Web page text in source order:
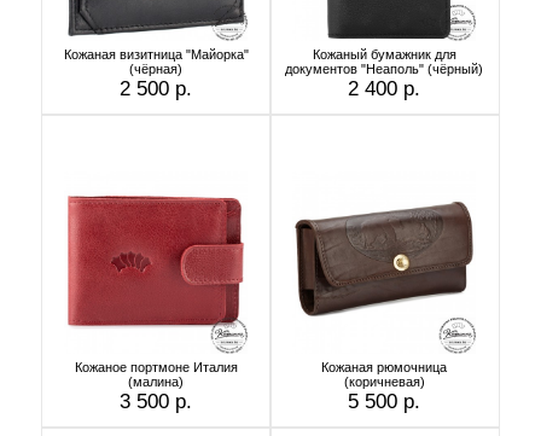
Кожаная визитница "Майорка"
(чёрная)
2 500 р.
Кожаный бумажник для
документов "Неаполь" (чёрный)
2 400 р.
Кожаное портмоне Италия
(малина)
3 500 р.
Кожаная рюмочница
(коричневая)
5 500 р.